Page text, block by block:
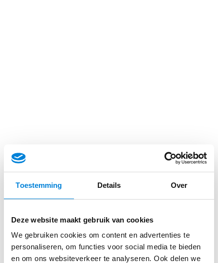
Toestemming Details Over
Deze website maakt gebruik van cookies
We gebruiken cookies om content en advertenties te
personaliseren, om functies voor social media te bieden
en om ons websiteverkeer te analyseren. Ook delen we